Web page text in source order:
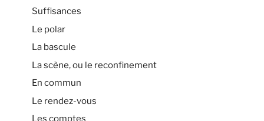
Suffisances
Le polar
La bascule
La scène, ou le reconfinement
En commun
Le rendez-vous
Les comptes